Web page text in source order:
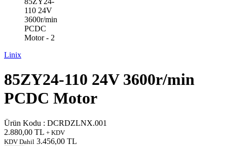
Linix
85ZY24-110 24V 3600r/min
PCDC Motor
Ürün Kodu : DCRDZLNX.001
2.880,00 TL + KDV
KDV Dahil 3.456,00 TL